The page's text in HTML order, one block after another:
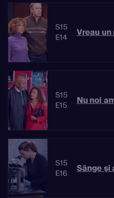
S15
E14
Vreau
S15
E15
Nu noi
S15
E16
Sânge şi